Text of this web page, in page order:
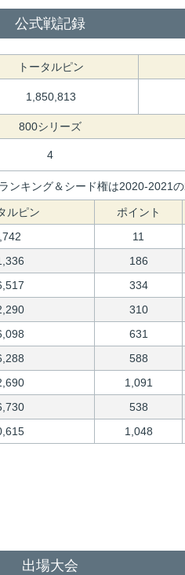
公式戦記録
トータルピン
1,850,813
800シリーズ
4
キング＆シード権は2020-2021
ルピン ポイント
11
186
334
310
631
588
1,091
538
1,048
出場大会